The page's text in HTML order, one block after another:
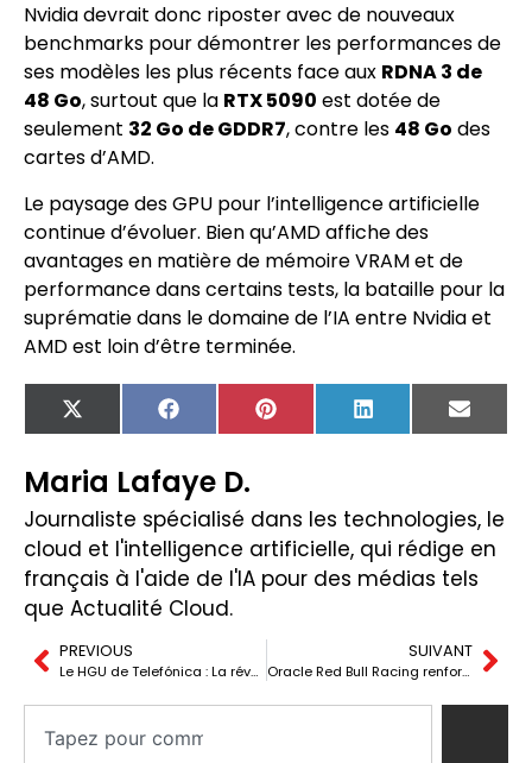
Nvidia devrait donc riposter avec de nouveaux
benchmarks pour démontrer les performances de
ses modèles les plus récents face aux RDNA 3 de
48 Go, surtout que la RTX 5090 est dotée de
seulement 32 Go de GDDR7, contre les 48 Go des
cartes d’AMD.
Le paysage des GPU pour l’intelligence artificielle
continue d’évoluer. Bien qu’AMD affiche des
avantages en matière de mémoire VRAM et de
performance dans certains tests, la bataille pour la
suprématie dans le domaine de l’IA entre Nvidia et
AMD est loin d’être terminée.
X
(Twitter)
FacebookPinterest LinkedIn Email
Maria Lafaye D.
Journaliste spécialisé dans les technologies, le
cloud et l'intelligence artificielle, qui rédige en
français à l'aide de l'IA pour des médias tels
que Actualité Cloud.
PREVIOUS
Le HGU de Telefónica : La révolution de la connectivité domestique
SUIVANT
Oracle Red Bull Racing renforce son engagement envers Oracle Cloud et l’IA pour la saison 2025 de F1.